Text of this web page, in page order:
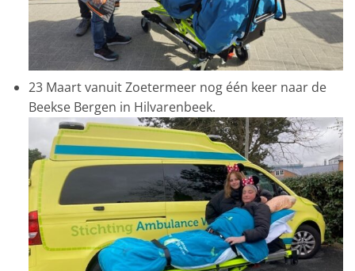
23 Maart vanuit Zoetermeer nog één keer naar de
Beekse Bergen in Hilvarenbeek.